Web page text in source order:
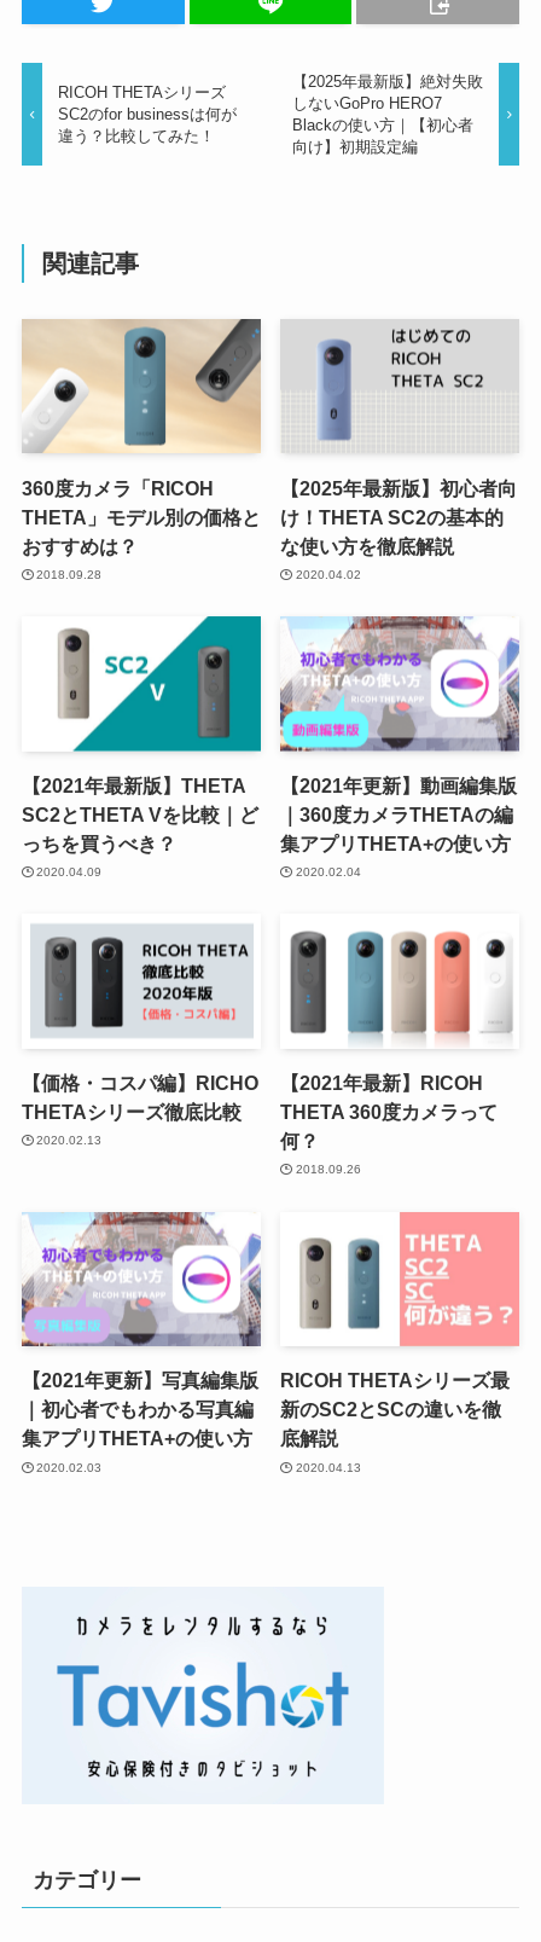
RICOH THETAシリーズ
SC2のfor businessは何が
違う？比較してみた！
【2025年最新版】絶対失敗
しないGoPro HERO7
Blackの使い方｜【初心者
向け】初期設定編
関連記事
360度カメラ「RICOH
THETA」モデル別の価格と
おすすめは？
2018.09.28
【2025年最新版】初心者向
け！THETA SC2の基本的
な使い方を徹底解説
2020.04.02
【2021年最新版】THETA
SC2とTHETA Vを比較｜ど
っちを買うべき？
2020.04.09
【2021年更新】動画編集版
｜360度カメラTHETAの編
集アプリTHETA+の使い方
2020.02.04
【価格・コスパ編】RICHO
THETAシリーズ徹底比較
2020.02.13
【2021年最新】RICOH
THETA 360度カメラって
何？
2018.09.26
【2021年更新】写真編集版
｜初心者でもわかる写真編
集アプリTHETA+の使い方
2020.02.03
RICOH THETAシリーズ最
新のSC2とSCの違いを徹
底解説
2020.04.13
カテゴリー